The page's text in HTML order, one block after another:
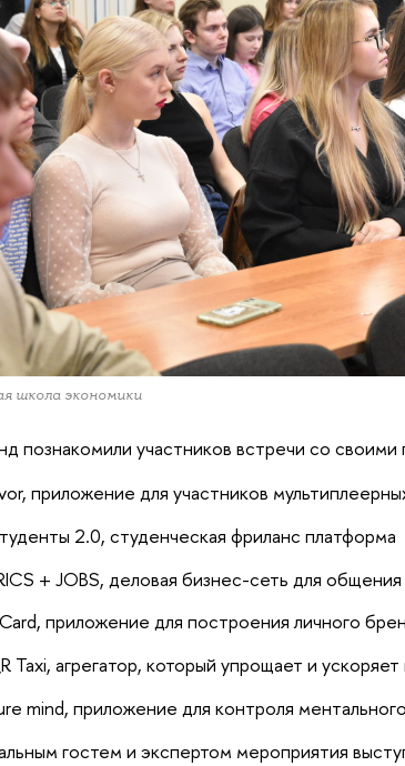
школа экономики
познакомили участников встречи со своими
приложение для участников
2.0, студенческая фриланс платформа
+ JOBS, деловая бизнес-сеть для
приложение для построения личного
Taxi, агрегатор, который упрощает и
mind, приложение для контроля
гостем и экспертом мероприятия